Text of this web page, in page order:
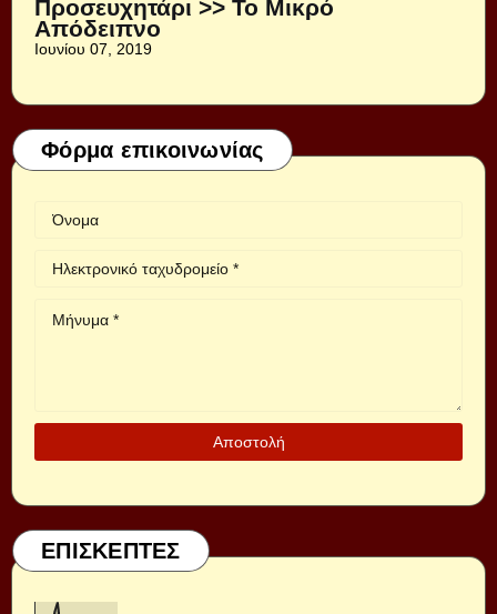
Προσευχητάρι >> Το Μικρό
Απόδειπνο
Ιουνίου 07, 2019
Φόρμα επικοινωνίας
ΕΠΙΣΚΕΠΤΕΣ